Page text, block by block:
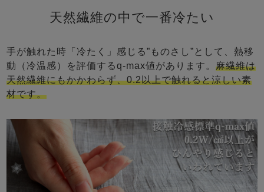
天然繊維の中で一番冷たい
手が触れた時「冷たく」感じる”ものさし”として、熱移
動（冷温感）を評価するq-max値があります。麻繊維は
天然繊維にもかかわらず、0.2以上で触れると涼しい素
材です。